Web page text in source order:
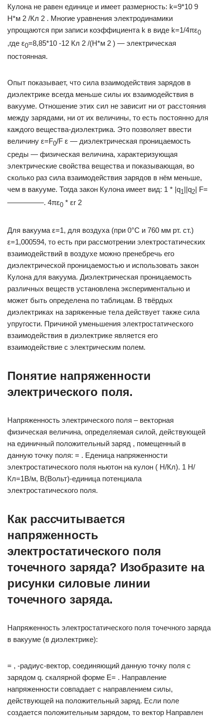
Кулона не равен единице и имеет размерность: k=9*10 9
Н*м 2 /Кл 2 . Многие уравнения электродинамики
упрощаются при записи коэффициента k в виде k=1/4πε0
,где ε0=8,85*10 -12 Кл 2 /(Н*м 2 ) — электрическая
постоянная.
Опыт показывает, что сила взаимодействия зарядов в
диэлектрике всегда меньше силы их взаимодействия в
вакууме. Отношение этих сил не зависит ни от расстояния
между зарядами, ни от их величины, то есть постоянно для
каждого вещества-диэлектрика. Это позволяет ввести
величину ε=F0/F ε — диэлектрическая проницаемость
среды — физическая величина, характеризующая
электрические свойства вещества и показывающая, во
сколько раз сила взаимодействия зарядов в нём меньше,
чем в вакууме. Тогда закон Кулона имеет вид: 1 * |q1||q2| F=
—————. 4πε0 * εr 2
Для вакуума ε=1, для воздуха (при 0°С и 760 мм рт. ст.)
ε=1,000594, то есть при рассмотрении электростатических
взаимодействий в воздухе можно пренебречь его
диэлектрической проницаемостью и использовать закон
Кулона для вакуума. Диэлектрическая проницаемость
различных веществ установлена экспериментально и
может быть определена по таблицам. В твёрдых
диэлектриках на заряженные тела действует также сила
упругости. Причиной уменьшения электростатического
взаимодействия в диэлектрике является его
взаимодействие с электрическим полем.
Понятие напряженности
электрического поля.
Напряженность электрического поля – векторная
физическая величина, определяемая силой, действующей
на единичный положительный заряд , помещенный в
данную точку поля: = . Еденица напряженности
электростатического поля ньютон на кулон ( Н/Кл). 1 Н/
Кл=1В/м, В(Вольт)-единица потенциала
электростатического поля.
Как рассчитывается
напряженность
электростатического поля
точечного заряда? Изобразите на
рисунки силовые линии
точечного заряда.
Напряженность электростатического поля точечного заряда
в вакууме (в диэлектрике):
= , -радиус-вектор, соединяющий данную точку поля с
зарядом q. скалярной форме E= . Направление
напряженности совпадает с направлением силы,
действующей на положительный заряд. Если поле
создается положительным зарядом, то вектор Направлен